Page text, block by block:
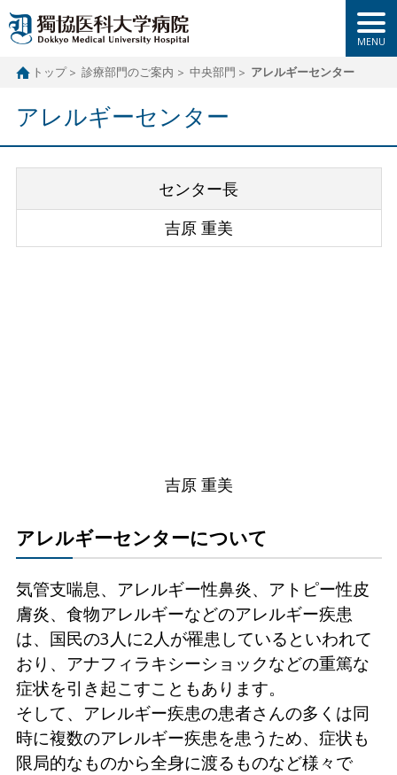
トップ 診療部門のご案内 中央部門 アレルギーセンター
アレルギーセンター
センター長
吉原 重美
吉原 重美
アレルギーセンターについて
気管支喘息、アレルギー性鼻炎、アトピー性皮
膚炎、食物アレルギーなどのアレルギー疾患
は、国民の3人に2人が罹患しているといわれて
おり、アナフィラキシーショックなどの重篤な
症状を引き起こすこともあります。
そして、アレルギー疾患の患者さんの多くは同
時に複数のアレルギー疾患を患うため、症状も
限局的なものから全身に渡るものなど様々で